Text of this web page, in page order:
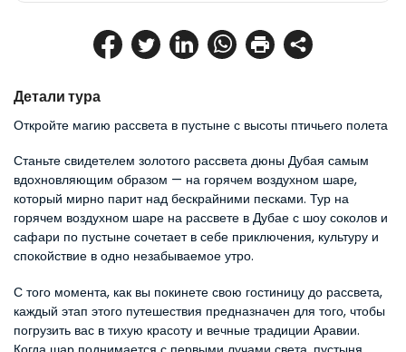
Детали тура
Откройте магию рассвета в пустыне с высоты птичьего полета
Станьте свидетелем золотого рассвета дюны Дубая самым
вдохновляющим образом — на горячем воздухном шаре,
который мирно парит над бескрайними песками. Тур на
горячем воздухном шаре на рассвете в Дубае с шоу соколов и
сафари по пустыне сочетает в себе приключения, культуру и
спокойствие в одно незабываемое утро.
С того момента, как вы покинете свою гостиницу до рассвета,
каждый этап этого путешествия предназначен для того, чтобы
погрузить вас в тихую красоту и вечные традиции Аравии.